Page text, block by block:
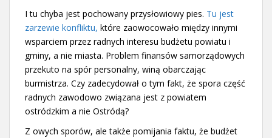
I tu chyba jest pochowany przysłowiowy pies. Tu jest
zarzewie konfliktu, które zaowocowało między innymi
wsparciem przez radnych interesu budżetu powiatu i
gminy, a nie miasta. Problem finansów samorządowych
przekuto na spór personalny, winą obarczając
burmistrza. Czy zadecydował o tym fakt, że spora część
radnych zawodowo związana jest z powiatem
ostródzkim a nie Ostródą?
Z owych sporów, ale także pomijania faktu, że budżet